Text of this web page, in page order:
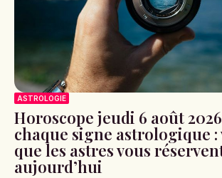
ASTROLOGIE
Horoscope jeudi 6 août
chaque signe astrologique :
que les astres vous
aujourd’hui